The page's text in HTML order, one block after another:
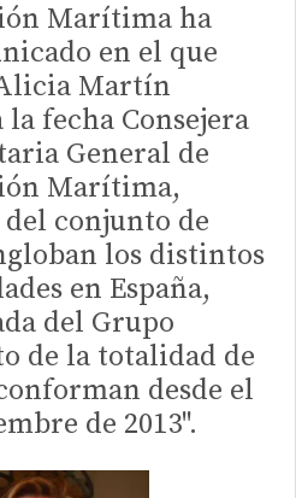
Marítima ha
en el que
Martín
fecha Consejera
General de
Marítima,
conjunto de
los distintos
en España,
del Grupo
de la totalidad de
desde el
de 2013".